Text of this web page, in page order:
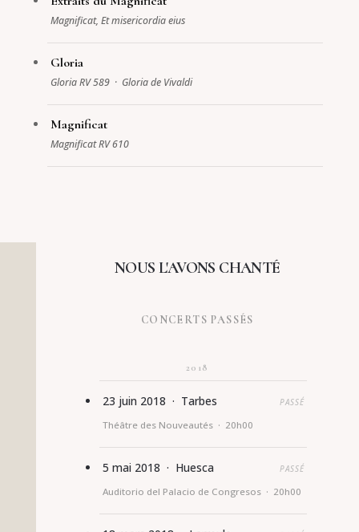
Magnificat, Et misericordia eius
Gloria
Gloria RV 589 · Gloria de Vivaldi
Magnificat
Magnificat RV 610
NOUS L'AVONS CHANTÉ
CONCERTS PASSÉS
2018
23 juin 2018 · Tarbes PASSÉ
Théâtre des Nouveautés · 20h00
5 mai 2018 · Huesca PASSÉ
Auditorio del Palacio de Congresos · 20h00